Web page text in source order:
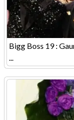
Bigg Boss 19 :
...